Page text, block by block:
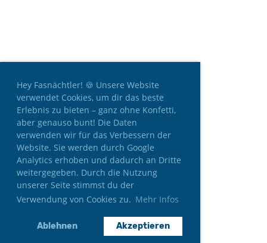
Hey Fasnächtler! 🍪 Unsere Website
verwendet Cookies, um dir das beste
Erlebnis zu bieten – ganz ohne Konfetti,
aber genauso bunt! Die Daten
verwenden wir für das Verbessern der
Website. Sie werden durch Google
Analytics erhoben und dadurch an Dritte
weitergegeben. Durch die Nutzung
unserer Seite stimmst du der
Verwendung von Cookies zu. Mehr Infos
Ablehnen Akzeptieren